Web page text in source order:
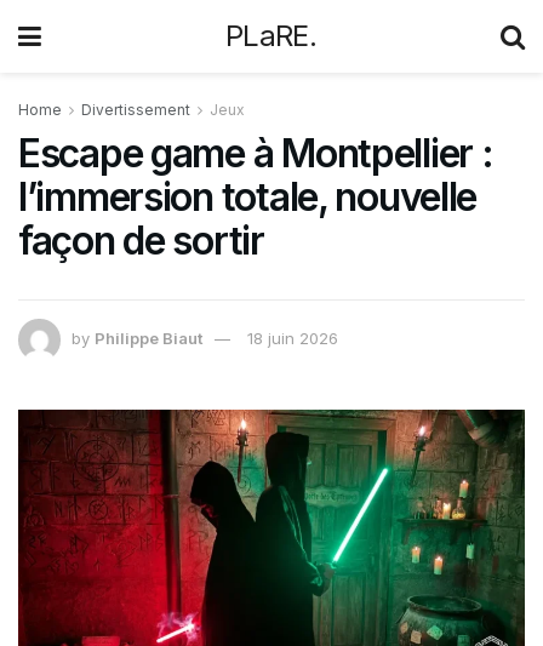
PLaRE.
Home Divertissement Jeux
Escape game à Montpellier :
l’immersion totale, nouvelle
façon de sortir
by Philippe Biaut 18 juin 2026